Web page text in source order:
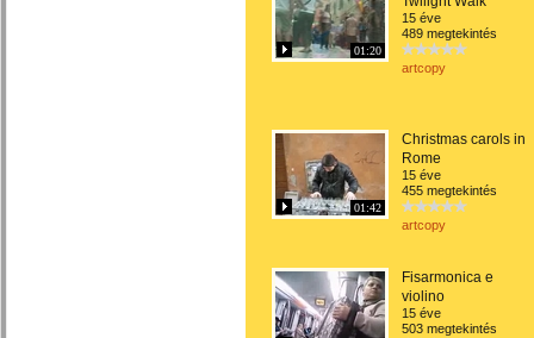
01:20
15 éve
489 megtekintés
artcopy
01:42
Christmas carols in
Rome
15 éve
455 megtekintés
artcopy
Fisarmonica e
violino
15 éve
503 megtekintés